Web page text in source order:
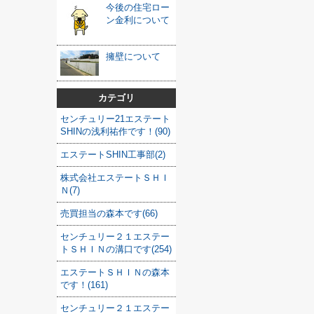
今後の住宅ロー
ン金利について
擁壁について
カテゴリ
センチュリー21エステート
SHINの浅利祐作です！(90)
エステートSHIN工事部(2)
株式会社エステートＳＨＩ
Ｎ(7)
売買担当の森本です(66)
センチュリー２１エステー
トＳＨＩＮの溝口です(254)
エステートＳＨＩＮの森本
です！(161)
センチュリー２１エステー